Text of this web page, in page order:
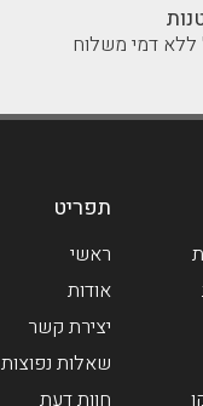
ללא דמי משלוח
תפריט
ראשי
אודות
יצירת קשר
שאלות נפוצות
חוות דעת